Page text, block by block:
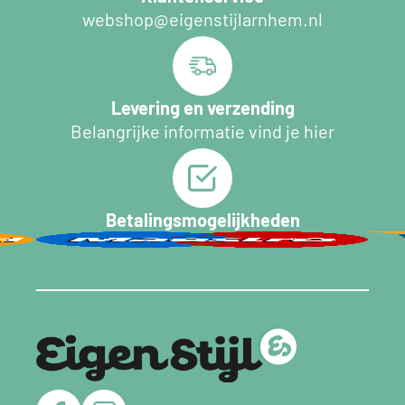
webshop@eigenstijlarnhem.nl
Levering en verzending
Belangrijke informatie vind je hier
Betalingsmogelijkheden